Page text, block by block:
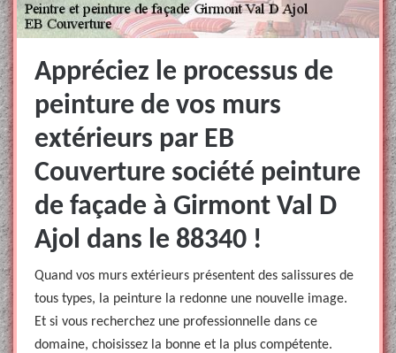
Appréciez le processus de
peinture de vos murs
extérieurs par EB
Couverture société peinture
de façade à Girmont Val D
Ajol dans le 88340 !
Quand vos murs extérieurs présentent des salissures de
tous types, la peinture la redonne une nouvelle image.
Et si vous recherchez une professionnelle dans ce
domaine, choisissez la bonne et la plus compétente.